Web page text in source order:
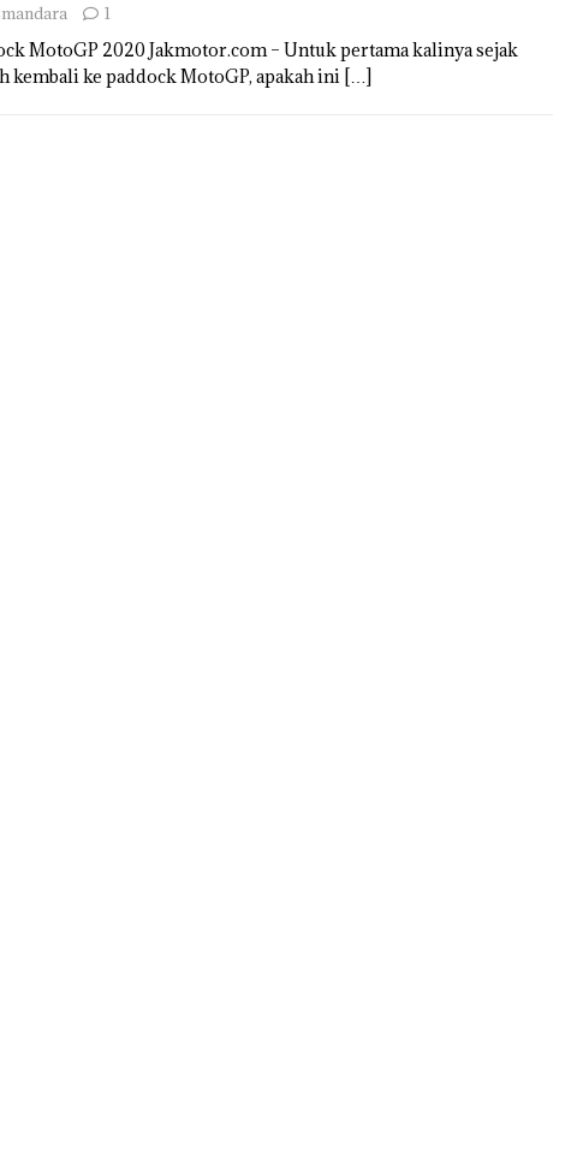
1
MotoGP 2020 Jakmotor.com – Untuk pertama kalinya sejak
kembali ke paddock MotoGP, apakah ini […]